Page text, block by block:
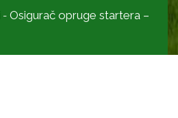
- Osigurač opruge startera –